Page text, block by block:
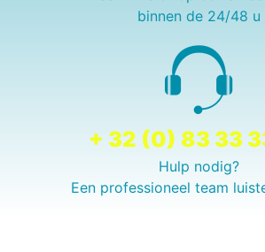
binnen de 24/48 u
+ 32 (0) 83 33
Hulp nodig?
Een professioneel team